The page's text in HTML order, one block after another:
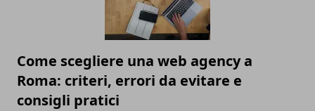
Come scegliere una web agency a
Roma: criteri, errori da evitare e
consigli pratici